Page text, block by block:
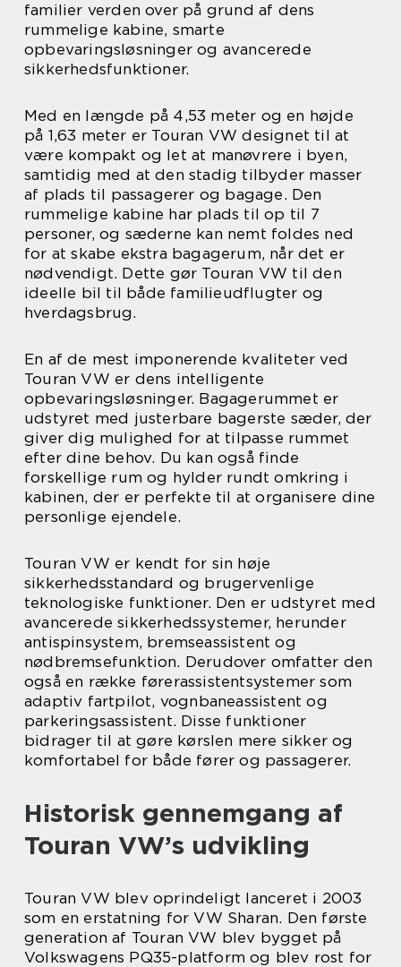
familier verden over på grund af dens
rummelige kabine, smarte
opbevaringsløsninger og avancerede
sikkerhedsfunktioner.
Med en længde på 4,53 meter og en højde
på 1,63 meter er Touran VW designet til at
være kompakt og let at manøvrere i byen,
samtidig med at den stadig tilbyder masser
af plads til passagerer og bagage. Den
rummelige kabine har plads til op til 7
personer, og sæderne kan nemt foldes ned
for at skabe ekstra bagagerum, når det er
nødvendigt. Dette gør Touran VW til den
ideelle bil til både familieudflugter og
hverdagsbrug.
En af de mest imponerende kvaliteter ved
Touran VW er dens intelligente
opbevaringsløsninger. Bagagerummet er
udstyret med justerbare bagerste sæder, der
giver dig mulighed for at tilpasse rummet
efter dine behov. Du kan også finde
forskellige rum og hylder rundt omkring i
kabinen, der er perfekte til at organisere dine
personlige ejendele.
Touran VW er kendt for sin høje
sikkerhedsstandard og brugervenlige
teknologiske funktioner. Den er udstyret med
avancerede sikkerhedssystemer, herunder
antispinsystem, bremseassistent og
nødbremsefunktion. Derudover omfatter den
også en række førerassistentsystemer som
adaptiv fartpilot, vognbaneassistent og
parkeringsassistent. Disse funktioner
bidrager til at gøre kørslen mere sikker og
komfortabel for både fører og passagerer.
Historisk gennemgang af
Touran VW’s udvikling
Touran VW blev oprindeligt lanceret i 2003
som en erstatning for VW Sharan. Den første
generation af Touran VW blev bygget på
Volkswagens PQ35-platform og blev rost for